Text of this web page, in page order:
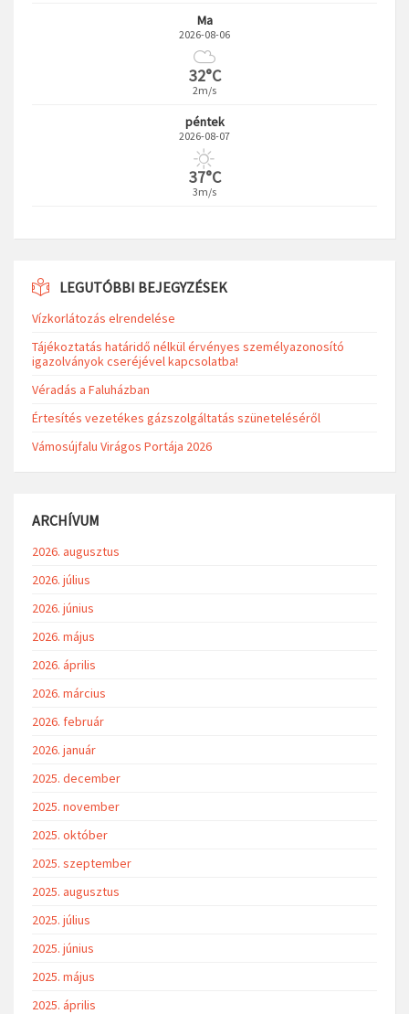
Ma
2026-08-06
32°C
2m/s
péntek
2026-08-07
37°C
3m/s
LEGUTÓBBI BEJEGYZÉSEK
Vízkorlátozás elrendelése
Tájékoztatás határidő nélkül érvényes személyazonosító
igazolványok cseréjével kapcsolatba!
Véradás a Faluházban
Értesítés vezetékes gázszolgáltatás szüneteléséről
Vámosújfalu Virágos Portája 2026
ARCHÍVUM
2026. augusztus
2026. július
2026. június
2026. május
2026. április
2026. március
2026. február
2026. január
2025. december
2025. november
2025. október
2025. szeptember
2025. augusztus
2025. július
2025. június
2025. május
2025. április